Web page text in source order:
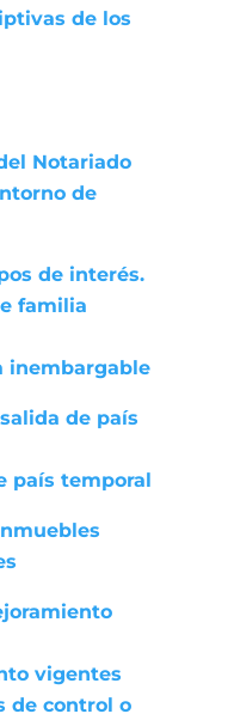
de los
Notariado
de
de interés.
familia
inembargable
de país
país temporal
vigentes
de control o